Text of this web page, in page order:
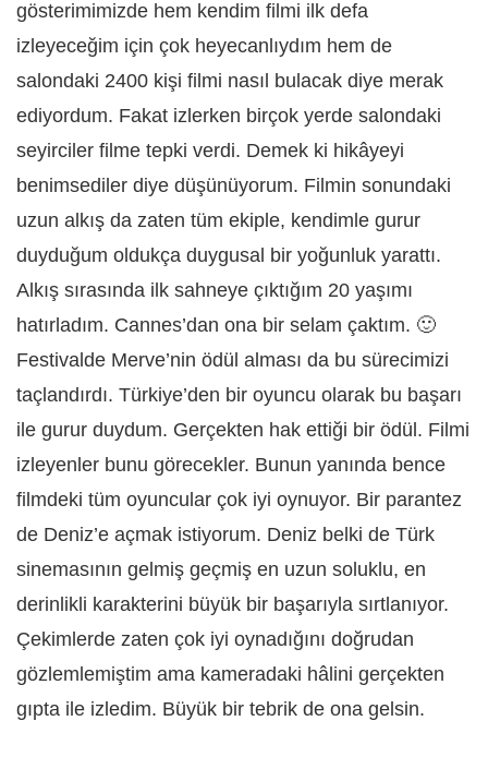
gösterimimizde hem kendim filmi ilk defa
izleyeceğim için çok heyecanlıydım hem de
salondaki 2400 kişi filmi nasıl bulacak diye merak
ediyordum. Fakat izlerken birçok yerde salondaki
seyirciler filme tepki verdi. Demek ki hikâyeyi
benimsediler diye düşünüyorum. Filmin sonundaki
uzun alkış da zaten tüm ekiple, kendimle gurur
duyduğum oldukça duygusal bir yoğunluk yarattı.
Alkış sırasında ilk sahneye çıktığım 20 yaşımı
hatırladım. Cannes’dan ona bir selam çaktım. 🙂
Festivalde Merve’nin ödül alması da bu sürecimizi
taçlandırdı. Türkiye’den bir oyuncu olarak bu başarı
ile gurur duydum. Gerçekten hak ettiği bir ödül. Filmi
izleyenler bunu görecekler. Bunun yanında bence
filmdeki tüm oyuncular çok iyi oynuyor. Bir parantez
de Deniz’e açmak istiyorum. Deniz belki de Türk
sinemasının gelmiş geçmiş en uzun soluklu, en
derinlikli karakterini büyük bir başarıyla sırtlanıyor.
Çekimlerde zaten çok iyi oynadığını doğrudan
gözlemlemiştim ama kameradaki hâlini gerçekten
gıpta ile izledim. Büyük bir tebrik de ona gelsin.